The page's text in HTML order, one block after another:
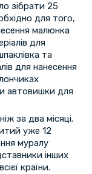
зібрати 25
для того,
малюнка
для
та
для нанесення
автовишки для
за два місяці.
уже 12
муралу
інших
країни.